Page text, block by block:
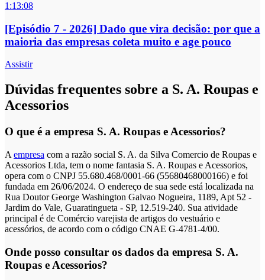
1:13:08
[Episódio 7 - 2026] Dado que vira decisão: por que a
maioria das empresas coleta muito e age pouco
Assistir
Dúvidas frequentes sobre a S. A. Roupas e
Acessorios
O que é a empresa S. A. Roupas e Acessorios?
A empresa com a razão social S. A. da Silva Comercio de Roupas e
Acessorios Ltda, tem o nome fantasia S. A. Roupas e Acessorios,
opera com o CNPJ 55.680.468/0001-66 (55680468000166) e foi
fundada em 26/06/2024. O endereço de sua sede está localizada na
Rua Doutor George Washington Galvao Nogueira, 1189, Apt 52 -
Jardim do Vale, Guaratingueta - SP, 12.519-240. Sua atividade
principal é de Comércio varejista de artigos do vestuário e
acessórios, de acordo com o código CNAE G-4781-4/00.
Onde posso consultar os dados da empresa S. A.
Roupas e Acessorios?